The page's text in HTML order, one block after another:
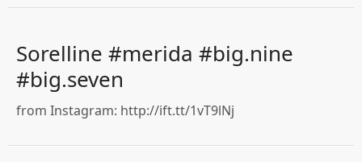
Sorelline #merida #big.nine
#big.seven
from Instagram: http://ift.tt/1vT9lNj